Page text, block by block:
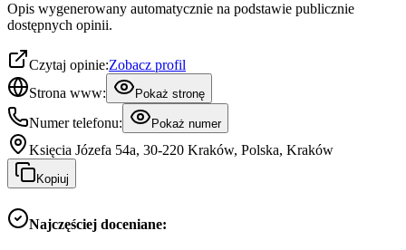
Opis wygenerowany automatycznie na podstawie publicznie
dostępnych opinii.
Czytaj opinie:Zobacz profil
Strona www:
Pokaż stronę
Numer telefonu: Pokaż numer
Księcia Józefa 54a, 30-220 Kraków, Polska, Kraków
Kopiuj
Najczęściej doceniane: